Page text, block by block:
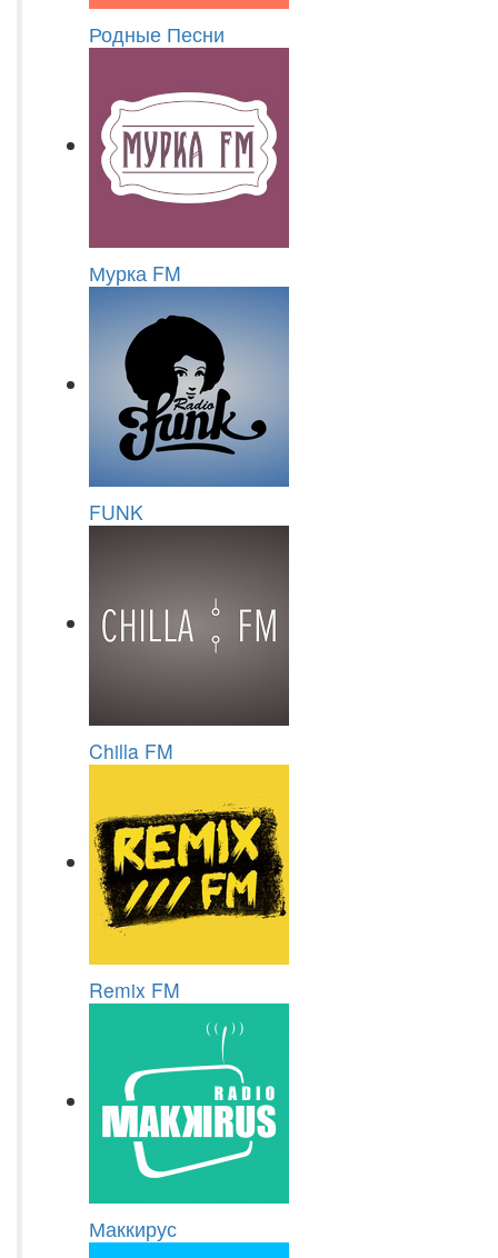
Родные Песни
Мурка FM
FUNK
Chilla FM
Remix FM
Маккирус